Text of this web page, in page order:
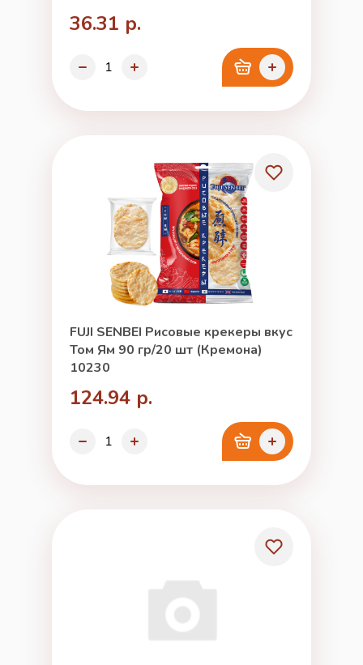
36.31 р.
FUJI SENBEI Рисовые крекеры вкус
Том Ям 90 гр/20 шт (Кремона)
10230
124.94 р.